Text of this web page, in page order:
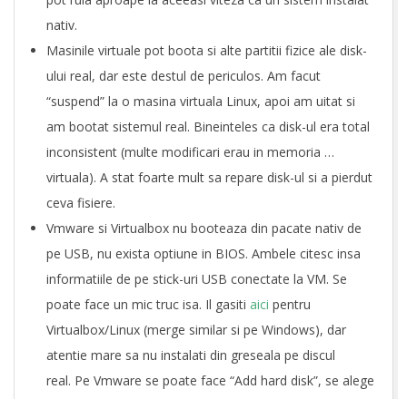
nativ.
Masinile virtuale pot boota si alte partitii fizice ale disk-
ului real, dar este destul de periculos. Am facut
“suspend” la o masina virtuala Linux, apoi am uitat si
am bootat sistemul real. Bineinteles ca disk-ul era total
inconsistent (multe modificari erau in memoria …
virtuala). A stat foarte mult sa repare disk-ul si a pierdut
ceva fisiere.
Vmware si Virtualbox nu booteaza din pacate nativ de
pe USB, nu exista optiune in BIOS. Ambele citesc insa
informatiile de pe stick-uri USB conectate la VM. Se
poate face un mic truc isa. Il gasiti aici pentru
Virtualbox/Linux (merge similar si pe Windows), dar
atentie mare sa nu instalati din greseala pe discul
real. Pe Vmware se poate face “Add hard disk”, se alege